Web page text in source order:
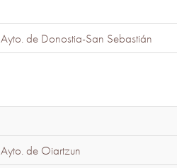
Ayto. de Donostia-San Sebastián
Ayto. de Oiartzun